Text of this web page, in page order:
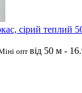
сірий теплий
опт від 50 м -